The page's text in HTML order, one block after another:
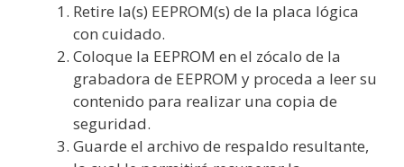
Retire la(s) EEPROM(s) de la placa lógica
con cuidado.
Coloque la EEPROM en el zócalo de la
grabadora de EEPROM y proceda a leer su
contenido para realizar una copia de
seguridad.
Guarde el archivo de respaldo resultante,